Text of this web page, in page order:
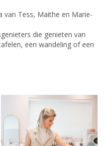
van Tess, Maithe en Marie-
die genieten van
een wandeling of een